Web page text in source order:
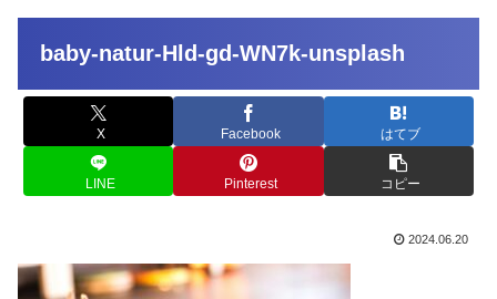
baby-natur-Hld-gd-WN7k-unsplash
X Facebook はてブ
LINE Pinterest コピー
2024.06.20